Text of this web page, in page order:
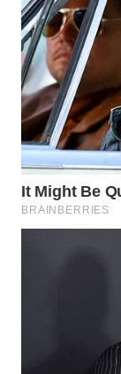
WN
BORNEO
Wahana
Media
Group
WAHANA
NEWS
WAHANA
WAHANA